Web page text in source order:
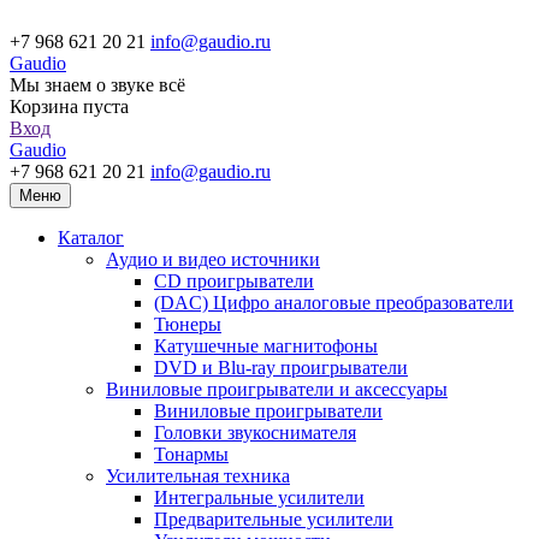
+7 968 621 20 21 info@gaudio.ru
Gaudio
Мы знаем о звуке всё
Корзина пуста
Вход
Gaudio
+7 968 621 20 21 info@gaudio.ru
Меню
Каталог
Аудио и видео источники
CD проигрыватели
(DAC) Цифро аналоговые преобразователи
Тюнеры
Катушечные магнитофоны
DVD и Blu-ray проигрыватели
Виниловые проигрыватели и аксессуары
Виниловые проигрыватели
Головки звукоснимателя
Тонармы
Усилительная техника
Интегральные усилители
Предварительные усилители